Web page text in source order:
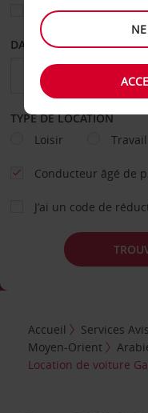
Sélectionnez une
DATE DE DÉPART
TYPE DE LOCATION
Loisir
Travail
Conducteur âgé de
J’ai un code de
Accueil Services Avis
Moyen-Orient
Location de voiture